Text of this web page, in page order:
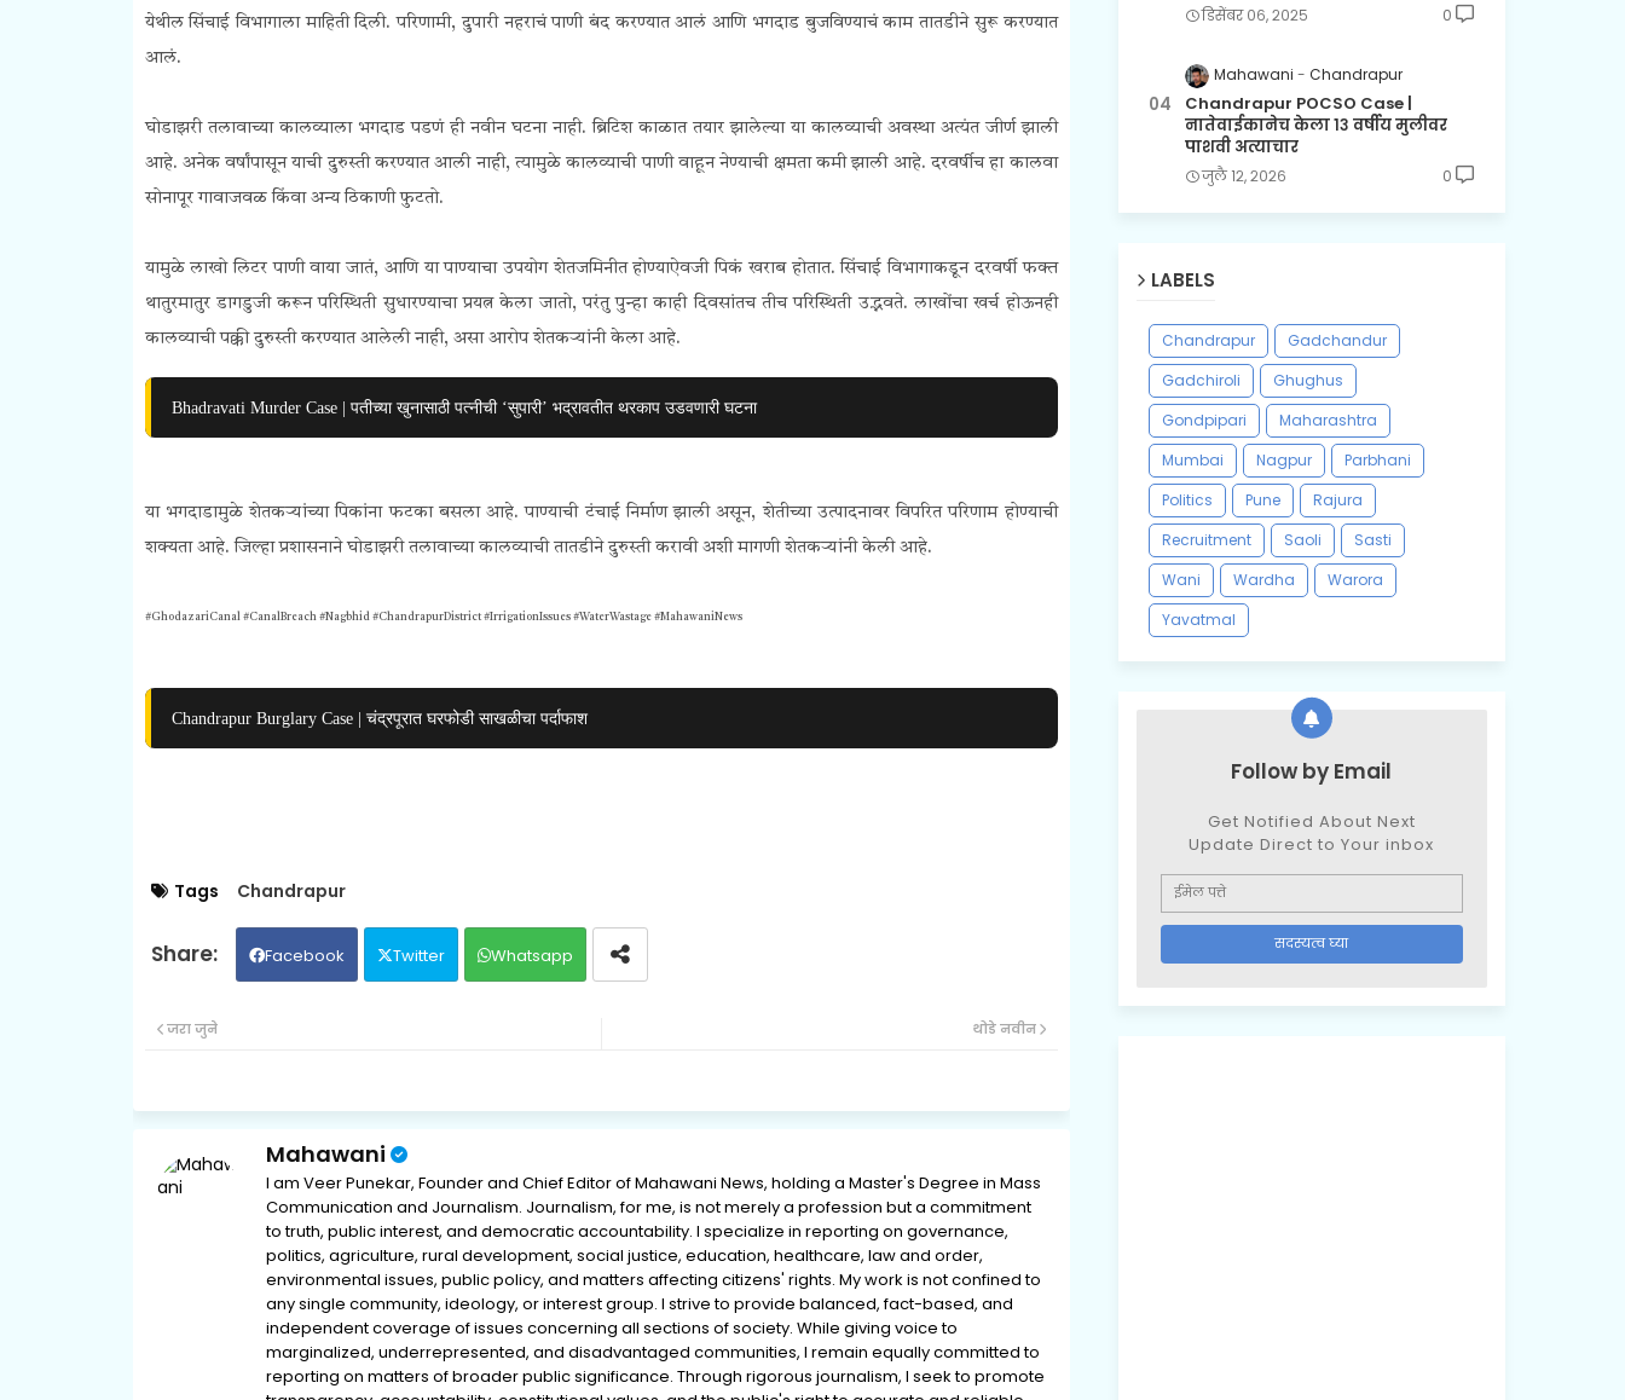
येथील सिंचाई विभागाला माहिती दिली. परिणामी, दुपारी नहराचं पाणी बंद करण्यात आलं आणि भगदाड बुजविण्याचं काम तातडीने सुरू करण्यात
आलं.
घोडाझरी तलावाच्या कालव्याला भगदाड पडणं ही नवीन घटना नाही. ब्रिटिश काळात तयार झालेल्या या कालव्याची अवस्था अत्यंत जीर्ण झाली
आहे. अनेक वर्षांपासून याची दुरुस्ती करण्यात आली नाही, त्यामुळे कालव्याची पाणी वाहून नेण्याची क्षमता कमी झाली आहे. दरवर्षीच हा कालवा
सोनापूर गावाजवळ किंवा अन्य ठिकाणी फुटतो.
यामुळे लाखो लिटर पाणी वाया जातं, आणि या पाण्याचा उपयोग शेतजमिनीत होण्याऐवजी पिकं खराब होतात. सिंचाई विभागाकडून दरवर्षी फक्त
थातुरमातुर डागडुजी करून परिस्थिती सुधारण्याचा प्रयत्न केला जातो, परंतु पुन्हा काही दिवसांतच तीच परिस्थिती उद्भवते. लाखोंचा खर्च होऊनही
कालव्याची पक्की दुरुस्ती करण्यात आलेली नाही, असा आरोप शेतकऱ्यांनी केला आहे.
Bhadravati Murder Case | पतीच्या खुनासाठी पत्नीची ‘सुपारी’ भद्रावतीत थरकाप उडवणारी घटना
या भगदाडामुळे शेतकऱ्यांच्या पिकांना फटका बसला आहे. पाण्याची टंचाई निर्माण झाली असून, शेतीच्या उत्पादनावर विपरित परिणाम होण्याची
शक्यता आहे. जिल्हा प्रशासनाने घोडाझरी तलावाच्या कालव्याची तातडीने दुरुस्ती करावी अशी मागणी शेतकऱ्यांनी केली आहे.
#GhodazariCanal #CanalBreach #Nagbhid #ChandrapurDistrict #IrrigationIssues #WaterWastage #MahawaniNews
Chandrapur Burglary Case | चंद्रपूरात घरफोडी साखळीचा पर्दाफाश
Tags Chandrapur
Facebook Twitter Whatsapp
थोडे नवीन
जरा जुने
Mahawani
I am Veer Punekar, Founder and Chief Editor of Mahawani News, holding a Master's Degree in Mass
Communication and Journalism. Journalism, for me, is not merely a profession but a commitment
to truth, public interest, and democratic accountability. I specialize in reporting on governance,
politics, agriculture, rural development, social justice, education, healthcare, law and order,
environmental issues, public policy, and matters affecting citizens' rights. My work is not confined to
any single community, ideology, or interest group. I strive to provide balanced, fact-based, and
independent coverage of issues concerning all sections of society. While giving voice to
marginalized, underrepresented, and disadvantaged communities, I remain equally committed to
reporting on matters of broader public significance. Through rigorous journalism, I seek to promote
डिसेंबर ०६, २०२५ 0
Mahawani Chandrapur
Chandrapur POCSO Case |
नातेवाईकानेच केला १३ वर्षीय मुलीवर
पाशवी अत्याचार
जुलै १२, २०२६ 0
LABELS
Chandrapur
Gadchandur
Gadchiroli
Ghughus
Gondpipari
Maharashtra
Mumbai
Nagpur
Parbhani
Politics
Pune
Rajura
Recruitment
Saoli
Sasti
Wani
Wardha
Warora
Yavatmal
Follow by Email
Get Notified About Next
Update Direct to Your inbox